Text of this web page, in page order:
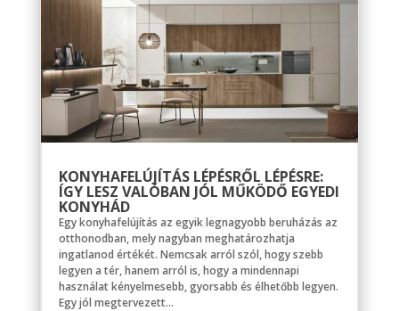
KONYHAFELÚJÍTÁS LÉPÉSRŐL LÉPÉSRE:
ÍGY LESZ VALÓBAN JÓL MŰKÖDŐ EGYEDI
KONYHÁD
Egy konyhafelújítás az egyik legnagyobb beruházás az
otthonodban, mely nagyban meghatározhatja
ingatlanod értékét. Nemcsak arról szól, hogy szebb
legyen a tér, hanem arról is, hogy a mindennapi
használat kényelmesebb, gyorsabb és élhetőbb legyen.
Egy jól megtervezett...